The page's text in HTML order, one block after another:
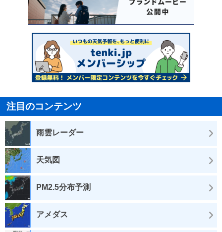
注目のコンテンツ
雨雲レーダー
天気図
PM2.5分布予測
アメダス